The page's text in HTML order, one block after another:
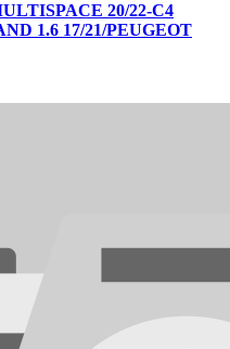
20/22-C4
1.6 17/21/PEUGEOT